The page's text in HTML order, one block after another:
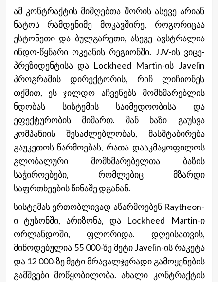
ამ კონტრაქტის მიმღებთა შორის ასევე არიან
ნატოს რამდენიმე მოკავშირე, როგორიცაა
ესტონეთი და ბულგარეთი, ასევე ავსტრალია
ინდო-წყნარი ოკეანის რეგიონში. JJV-ის ვიცე-
პრეზიდენტისა და Lockheed Martin-ის Javelin
პროგრამის დირექტორის, რიჩ ლიჩიონეს
თქმით, ეს ჯილდო აჩვენებს მომხმარებლის
ნდობას სისტემის საიმედოობისა და
ეფექტურობის მიმართ. მან ხაზი გაუსვა
კომპანიის შესაძლებლობას, მასშტაბირება
გაუკეთოს წარმოებას, რათა დააკმაყოფილოს
გლობალური მომხმარებელთა ბაზის
საჭიროებები, რომლებიც მზარდი
საფრთხეების წინაშე დგანან.
სისტემას ერთობლივად აწარმოებენ Raytheon-
ი ტუსონში, არიზონა, და Lockheed Martin-ი
ორლანდოში, ფლორიდა. დღეისათვის,
მიწოდებულია 55 000-ზე მეტი Javelin-ის რაკეტა
და 12 000-ზე მეტი მრავალჯერადი გამოყენების
გამშვები მოწყობილობა. ახალი კონტრაქტის